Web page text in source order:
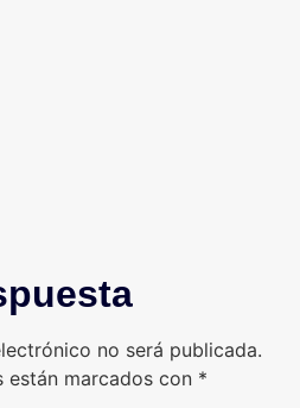
no será publicada.
marcados con *